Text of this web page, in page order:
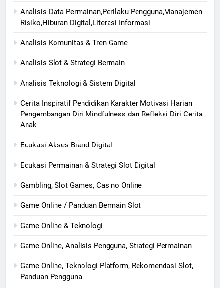
Analisis Data Permainan,Perilaku Pengguna,Manajemen
Risiko,Hiburan Digital,Literasi Informasi
Analisis Komunitas & Tren Game
Analisis Slot & Strategi Bermain
Analisis Teknologi & Sistem Digital
Cerita Inspiratif Pendidikan Karakter Motivasi Harian
Pengembangan Diri Mindfulness dan Refleksi Diri Cerita
Anak
Edukasi Akses Brand Digital
Edukasi Permainan & Strategi Slot Digital
Gambling, Slot Games, Casino Online
Game Online / Panduan Bermain Slot
Game Online & Teknologi
Game Online, Analisis Pengguna, Strategi Permainan
Game Online, Teknologi Platform, Rekomendasi Slot,
Panduan Pengguna